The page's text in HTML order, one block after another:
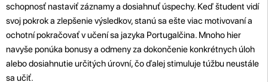
schopnosť nastaviť záznamy a dosiahnuť úspechy. Keď študent vidí
svoj pokrok a zlepšenie výsledkov, stanú sa ešte viac motivovaní a
ochotní pokračovať v učení sa jazyka Portugalčina. Mnoho hier
navyše ponúka bonusy a odmeny za dokončenie konkrétnych úloh
alebo dosiahnutie určitých úrovní, čo ďalej stimuluje túžbu neustále
sa učiť.